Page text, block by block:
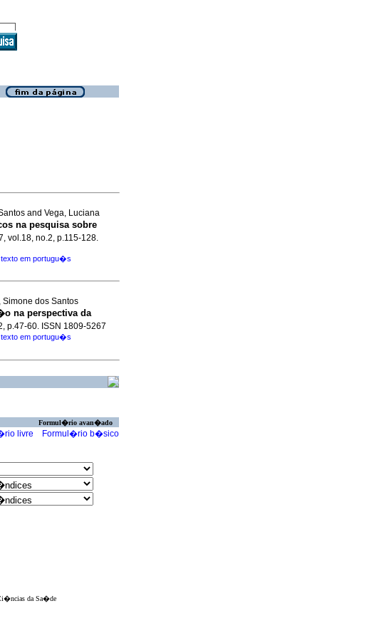
and Vega, Luciana
na pesquisa sobre
vol.18, no.2, p.115-128.
texto em portugu�s
dos Santos
na perspectiva da
p.47-60. ISSN 1809-5267
texto em portugu�s
Formul�rio avan�ado
livre Formul�rio b�sico
da Sa�de